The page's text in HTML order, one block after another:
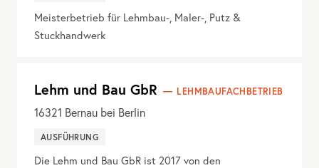
Meisterbetrieb für Lehmbau-, Maler-, Putz &
Stuckhandwerk
Lehm und Bau GbR LEHMBAUFACHBETRIEB
16321 Bernau bei Berlin
AUSFÜHRUNG
Die Lehm und Bau GbR ist 2017 von den